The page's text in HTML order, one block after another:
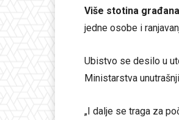
Više stotina građana
jedne osobe i
Ubistvo se desilo u
Ministarstva
„I dalje se traga za